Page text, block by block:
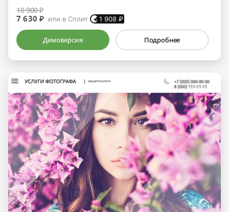
10 900 ₽
7 630 ₽ или в Сплит 1 908 ₽
Демоверсия Подробнее